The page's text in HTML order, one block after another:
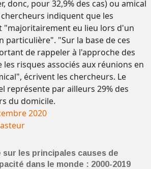
donc, pour 32,9% des cas) ou amical
chercheurs indiquent que les
"majoritairement eu lieu lors d'un
particulière". "Sur la base de ces
de rappeler à l'approche des
risques associés aux réunions en
écrivent les chercheurs. Le
représente par ailleurs 29% des
du domicile.
2020
sur les principales causes de
dans le monde : 2000-2019